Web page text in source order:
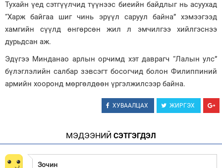
Тухайн үед сэтгүүлчид түүнээс биеийн байдлыг нь асуухад
“Харж байгаа шиг чинь эрүүл саруул байна” хэмээгээд
хамгийн сүүлд өнгөрсөн жил л эмчилгээ хийлгэснээ
дурьдсан аж.
Эдүгээ Минданао арлын орчимд хэт даврагч “Лалын улс”
бүлэглэлийн салбар зэвсэгт босогчид болон Филиппиний
армийн хооронд мөргөлдөөн үргэлжилсээр байна.
ХУВААЛЦАХ ЖИРГЭХ
МЭДЭЭНИЙ СЭТГЭГДЭЛ